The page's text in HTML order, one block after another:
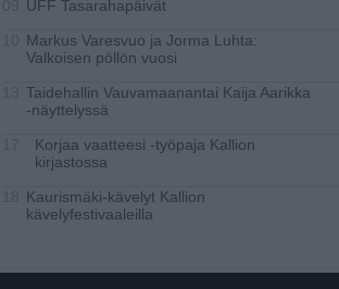
UFF Tasarahapäivät
Markus Varesvuo ja Jorma Luhta:
Valkoisen pöllön vuosi
Taidehallin Vauvamaanantai Kaija Aarikka
-näyttelyssä
Korjaa vaatteesi -työpaja Kallion
kirjastossa
Kaurismäki-kävelyt Kallion
kävelyfestivaaleilla